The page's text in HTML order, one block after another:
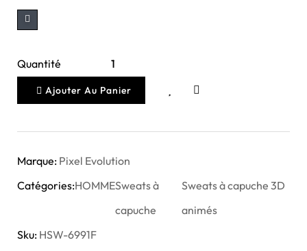
Quantité
Ajouter Au Panier
Marque: Pixel Evolution
Catégories:HOMMESweats à
capuche
Sweats à capuche 3D
animés
Sku: HSW-6991F